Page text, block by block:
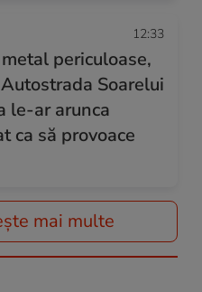
12:33
periculoase,
Soarelui
le-ar arunca
ca să provoace
mai multe